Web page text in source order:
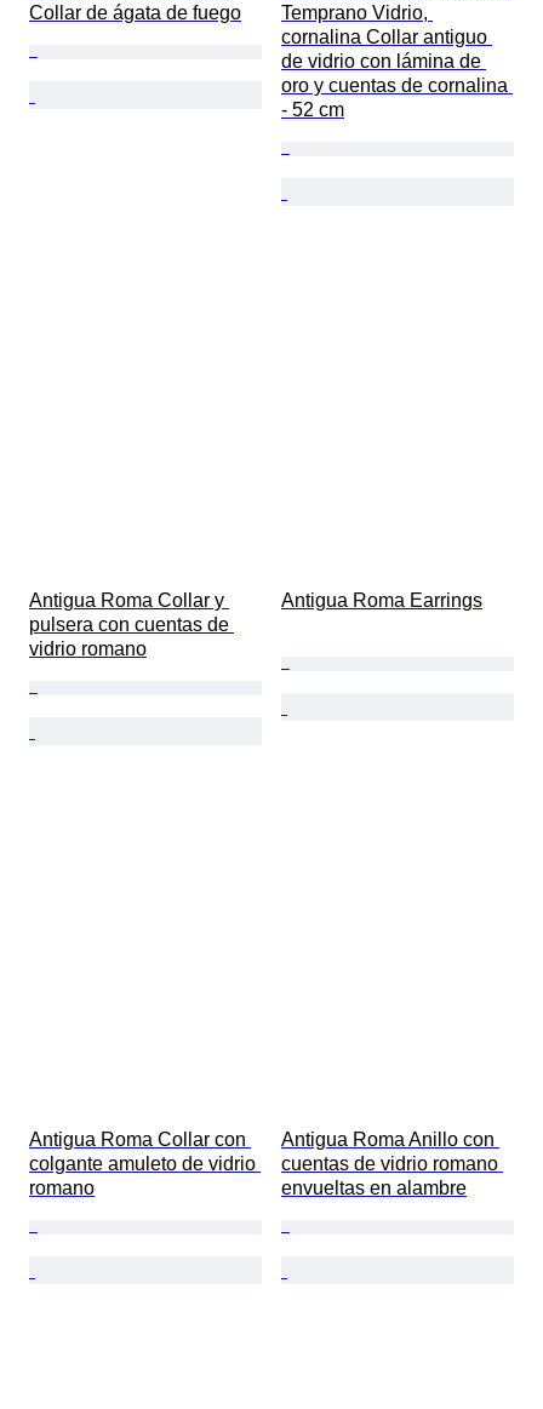
Collar de ágata de fuego
Temprano Vidrio,
cornalina Collar antiguo
de vidrio con lámina de
oro y cuentas de cornalina
- 52 cm
Antigua Roma Collar y
pulsera con cuentas de
vidrio romano
Antigua Roma Earrings
Antigua Roma Collar con
colgante amuleto de vidrio
romano
Antigua Roma Anillo con
cuentas de vidrio romano
envueltas en alambre